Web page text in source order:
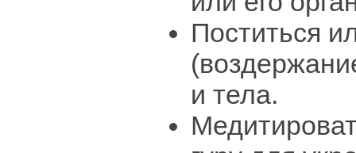
Поститься
и тела.